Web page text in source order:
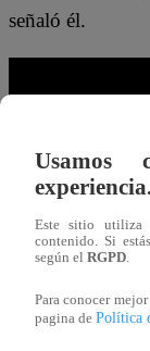
señaló él.
Mientras tanto,
se apiadaron
dedo, le toca
Usamos
Este sitio utiliza
contenido. Si
según el RGPD.
Para conocer
pagina de Política